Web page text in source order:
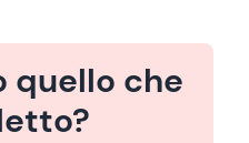
quello che